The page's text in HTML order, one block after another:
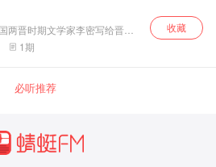
幽默诙谐的风格和喜剧性艺术
既美丽坚贞，又聪明的采桑女
美之心人皆有之”的民间风情，
贵族官僚仗势调戏民女的社会
两晋时期文学家李密写给晋武
自己幼年的不幸遭遇写起，说
为命的特殊感情，叙述祖母抚
之恩以外，又倾诉自己不能从
切，真情流露，语言简洁，委
不流泪者不孝"的说法。相传晋
受感动，特赏赐给李密奴婢二
给其祖母供养。
1期
收藏
必听推荐